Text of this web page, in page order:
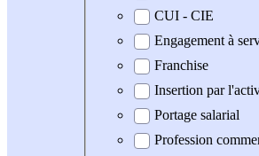
CUI - CIE
Engagement à
Franchise
Insertion par
Portage salarial
Profession